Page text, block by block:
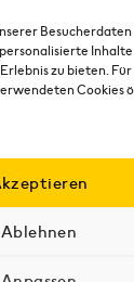
zu bieten.
Cookies
Ablehnen
Lichtpaket.de
|Wiederrufsrecht